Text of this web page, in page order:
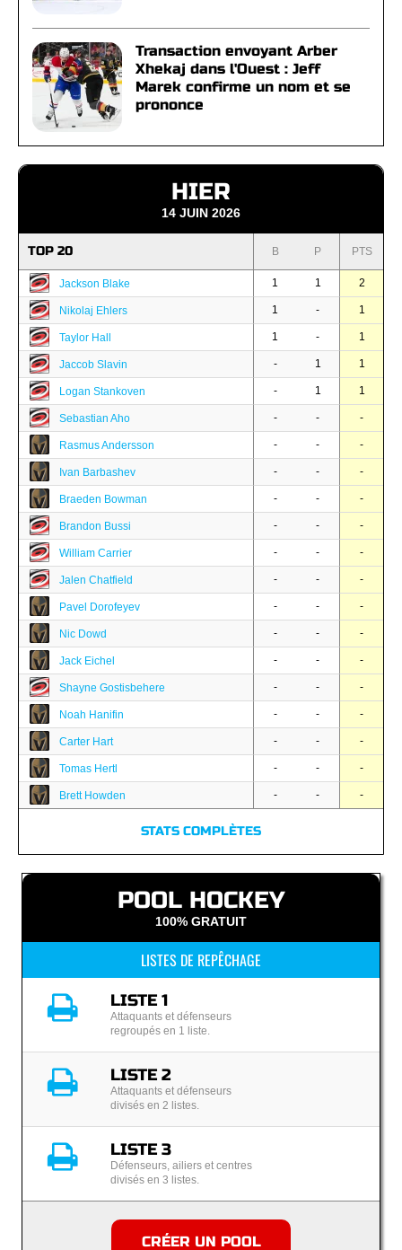
Transaction envoyant Arber
Xhekaj dans l'Ouest : Jeff
Marek confirme un nom et se
prononce
HIER
14 JUIN 2026
TOP 20 B P PTS
Jackson Blake 1 1 2
Nikolaj Ehlers 1 - 1
Taylor Hall 1 - 1
Jaccob Slavin - 1 1
Logan Stankoven - 1 1
Sebastian Aho - - -
Rasmus Andersson - - -
Ivan Barbashev - - -
Braeden Bowman - - -
Brandon Bussi - - -
William Carrier - - -
Jalen Chatfield - - -
Pavel Dorofeyev - - -
Nic Dowd - - -
Jack Eichel - - -
Shayne Gostisbehere - - -
Noah Hanifin - - -
Carter Hart - - -
Tomas Hertl - - -
Brett Howden - - -
STATS COMPLÈTES
POOL HOCKEY
100% GRATUIT
LISTES DE REPÊCHAGE
LISTE 1
Attaquants et défenseurs
regroupés en 1 liste.
LISTE 2
Attaquants et défenseurs
divisés en 2 listes.
LISTE 3
Défenseurs, ailiers et centres
divisés en 3 listes.
CRÉER UN POOL